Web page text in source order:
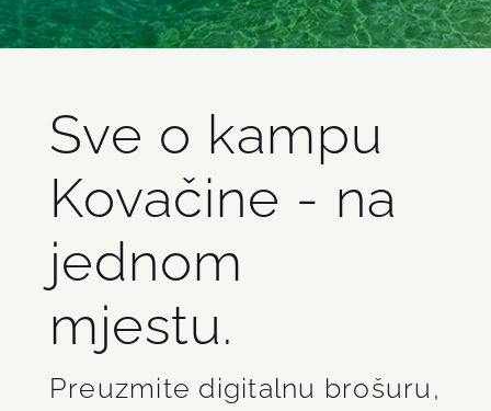
Sve o kampu
Kovačine - na
jednom
mjestu.
Preuzmite digitalnu brošuru,